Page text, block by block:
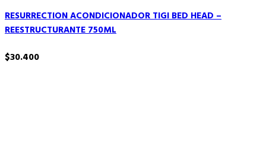
RESURRECTION ACONDICIONADOR TIGI BED HEAD –
REESTRUCTURANTE 750ML
$30.400